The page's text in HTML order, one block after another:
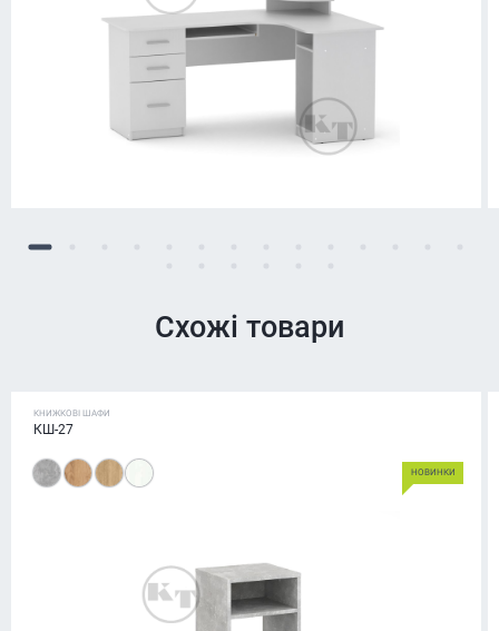
Схожі товари
КНИЖКОВІ ШАФИ
КШ-27
НОВИНКИ